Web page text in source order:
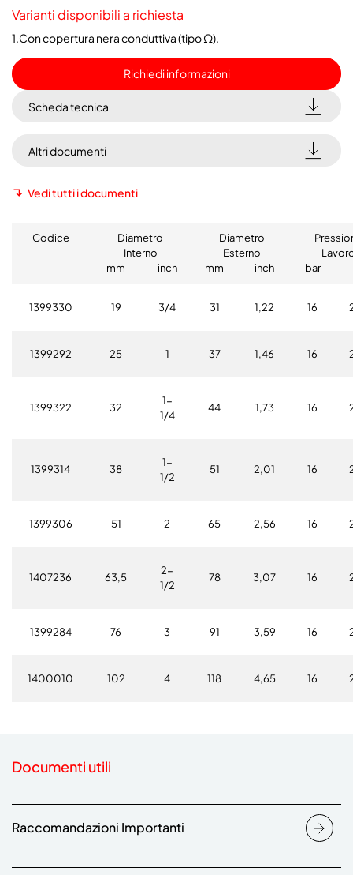
Varianti disponibili a richiesta
1.Con copertura nera conduttiva (tipo Ω).
Richiedi informazioni
Scheda tecnica
Altri documenti
Vedi tutti i documenti
Codice
Diametro
Interno
Diametro
Esterno
mm
inch mm inch bar
1399330 19 3/4 31 1,22 16
1399292 25 1 37 1,46 16
1399322 32
1-
1/4
44 1,73 16
1399314 38
1-
1/2
51 2,01 16
1399306 51 2 65 2,56 16
1407236 63,5
2-
1/2
78 3,07 16
1399284 76 3 91 3,59 16
1400010 102 4 118 4,65 16
Documenti utili
Raccomandazioni Importanti